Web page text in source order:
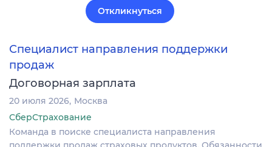
Откликнуться
Специалист направления поддержки
продаж
Договорная зарплата
20 июля 2026 Москва
СберСтрахование
Команда в поиске специалиста направления